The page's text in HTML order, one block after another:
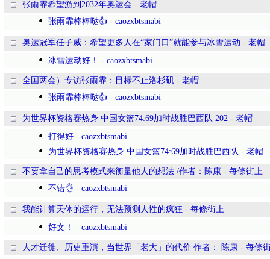
张雨霏希望游到2032年奥运会 - 老帽
张雨霏棒棒哒👍 - caozxbtsmabi
奥运冠军任子威：希望更多人在“家门口”就能参与冰雪运动 - 老帽
冰雪运动好！
- caozxbtsmabi
全国两会）专访张雨霏：目标不止洛杉矶 - 老帽
张雨霏棒棒哒👍 - caozxbtsmabi
为世界杯资格赛热身 中国女篮74:69加时战胜巴西队 202 - 老帽
打得好 - caozxbtsmabi
为世界杯资格赛热身 中国女篮74:69加时战胜巴西队 - 老帽
不要拿自己的思考模式来衡量他人的想法 /作者：陈康 - 每條街上
不错👌 - caozxbtsmabi
我能计算天体的运行，无法预测人性的疯狂 - 每條街上
好文！
- caozxbtsmabi
人才迁徙、历史重演，当世界「老大」的代价 作者： 陈康 - 每條